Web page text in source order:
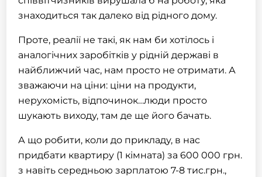
знаходиться так далеко від рідного дому.
Проте, реалії не такі, як нам би хотілось і
аналогічних заробітків у рідній державі в
найближчий час, нам просто не отримати. А
зважаючи на ціни: ціни на продукти,
нерухомість, відпочинок…люди просто
шукають виходу, там де ще його бачать.
А що робити, коли до прикладу, в нас
придбати квартиру (1 кімната) за 600 000 грн.
з навіть середньою зарплатою 7-8 тис.грн.,